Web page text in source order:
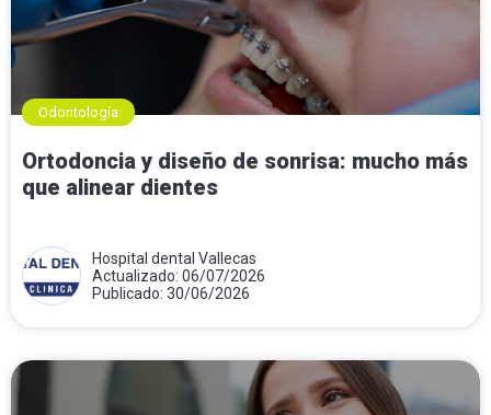
Odontología
Ortodoncia y diseño de sonrisa: mucho más
que alinear dientes
Hospital dental Vallecas
Actualizado: 06/07/2026
Publicado: 30/06/2026